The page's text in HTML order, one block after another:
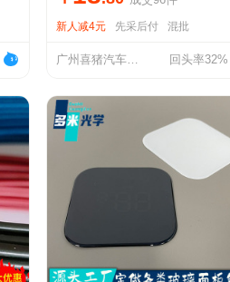
新人减4元 先采后付 混批
广州喜猪汽车用品有限公司 回头率32%